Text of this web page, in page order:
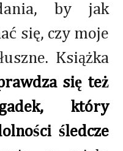
by jak
się, czy moje
Książka
się też
który
śledcze